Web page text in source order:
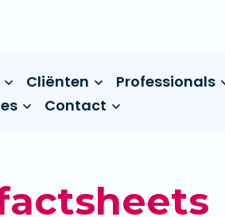
Cliënten Professionals
Contact